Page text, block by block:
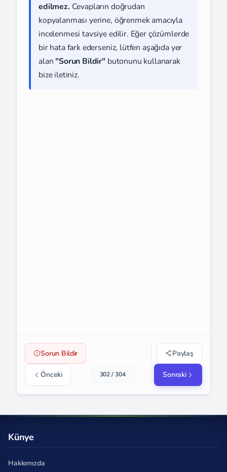
edilmez. Cevapların doğrudan
kopyalanması yerine, öğrenmek amacıyla
incelenmesi tavsiye edilir. Eğer çözümlerde
bir hata fark ederseniz, lütfen aşağıda yer
alan "Sorun Bildir" butonunu kullanarak
bize iletiniz.
Sorun Bildir Paylaş
Önceki 302 / 304 Sonraki
Künye
Hakkımızda